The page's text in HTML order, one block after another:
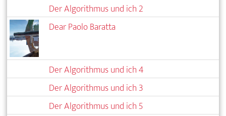
Der Algorithmus und ich 2
Dear Paolo Baratta
Der Algorithmus und ich 4
Der Algorithmus und ich 3
Der Algorithmus und ich 5